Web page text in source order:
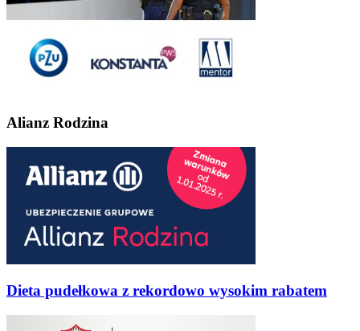
Alianz Rodzina
Dieta pudełkowa z rekordowo wysokim rabatem